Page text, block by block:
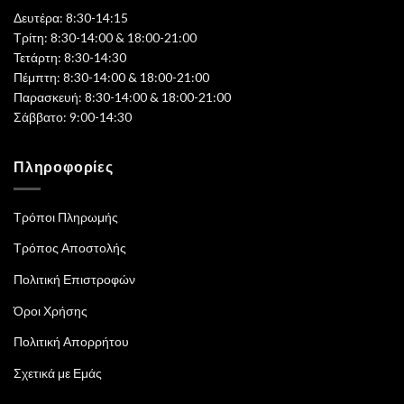
Δευτέρα: 8:30-14:15
Τρίτη: 8:30-14:00 & 18:00-21:00
Τετάρτη: 8:30-14:30
Πέμπτη: 8:30-14:00 & 18:00-21:00
Παρασκευή: 8:30-14:00 & 18:00-21:00
Σάββατο: 9:00-14:30
Πληροφορίες
Τρόποι Πληρωμής
Τρόπος Αποστολής
Πολιτική Επιστροφών
Όροι Χρήσης
Πολιτική Απορρήτου
Σχετικά με Εμάς